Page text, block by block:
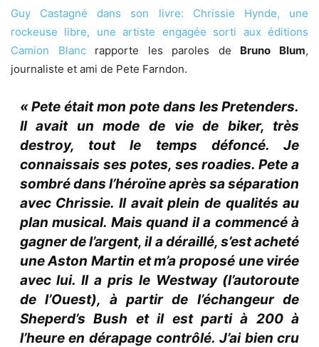
Guy Castagné dans son livre: Chrissie Hynde, une
rockeuse libre, une artiste engagée sorti aux éditions
Camion Blancrapporte les paroles de Bruno Blum,
journaliste et ami de Pete Farndon.
« Pete était mon pote dans les Pretenders.
Il avait un mode de vie de biker, très
destroy, tout le temps défoncé. Je
connaissais ses potes, ses roadies. Pete a
sombré dans l’héroïne après sa séparation
avec Chrissie. Il avait plein de qualités au
plan musical. Mais quand il a commencé à
gagner de l’argent, il a déraillé, s’est acheté
une Aston Martin et m’a proposé une virée
avec lui. Il a pris le Westway (l’autoroute
de l’Ouest), à partir de l’échangeur de
Sheperd’s Bush et il est parti à 200 à
l’heure en dérapage contrôlé. J’ai bien cru